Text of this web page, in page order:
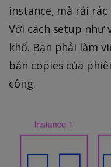
instance, mà rải
Với cách setup như
khổ. Bạn phải làm
bản copies của
công.